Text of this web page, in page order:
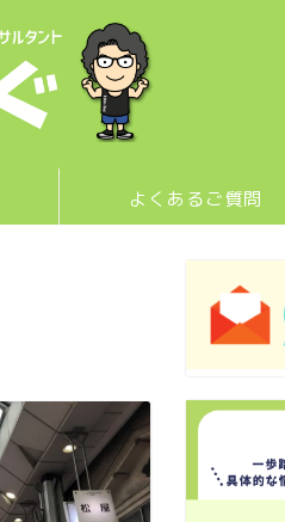
よくあるご質問